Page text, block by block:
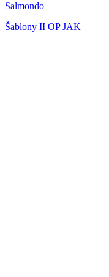
Salmondo
Šablony II OP JAK